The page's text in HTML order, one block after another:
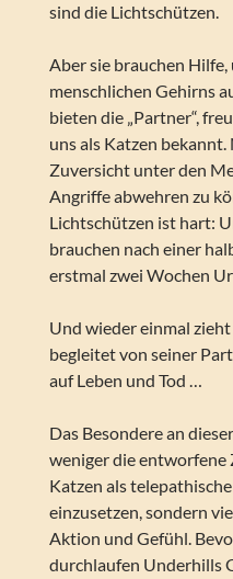
sind die Lichtschützen.
Aber sie brauchen Hilfe,
menschlichen Gehirns
bieten die „Partner“,
uns als Katzen
Zuversicht unter den
Angriffe abwehren zu
Lichtschützen ist hart:
brauchen nach einer
erstmal zwei Wochen
Und wieder einmal
begleitet von seiner
auf Leben und Tod …
Das Besondere an
weniger die entworfene
Katzen als
einzusetzen, sondern
Aktion und Gefühl.
durchlaufen Underhills